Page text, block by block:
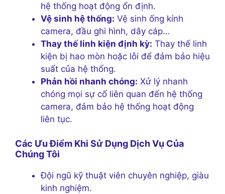
hệ thống hoạt động ổn định.
Vệ sinh hệ thống: Vệ sinh ống kính
camera, đầu ghi hình, dây cáp…
Thay thế linh kiện định kỳ: Thay thế linh
kiện bị hao mòn hoặc lỗi để đảm bảo hiệu
suất của hệ thống.
Phản hồi nhanh chóng: Xử lý nhanh
chóng mọi sự cố liên quan đến hệ thống
camera, đảm bảo hệ thống hoạt động
liên tục.
Các Ưu Điểm Khi Sử Dụng Dịch Vụ Của
Chúng Tôi
Đội ngũ kỹ thuật viên chuyên nghiệp, giàu
kinh nghiệm.